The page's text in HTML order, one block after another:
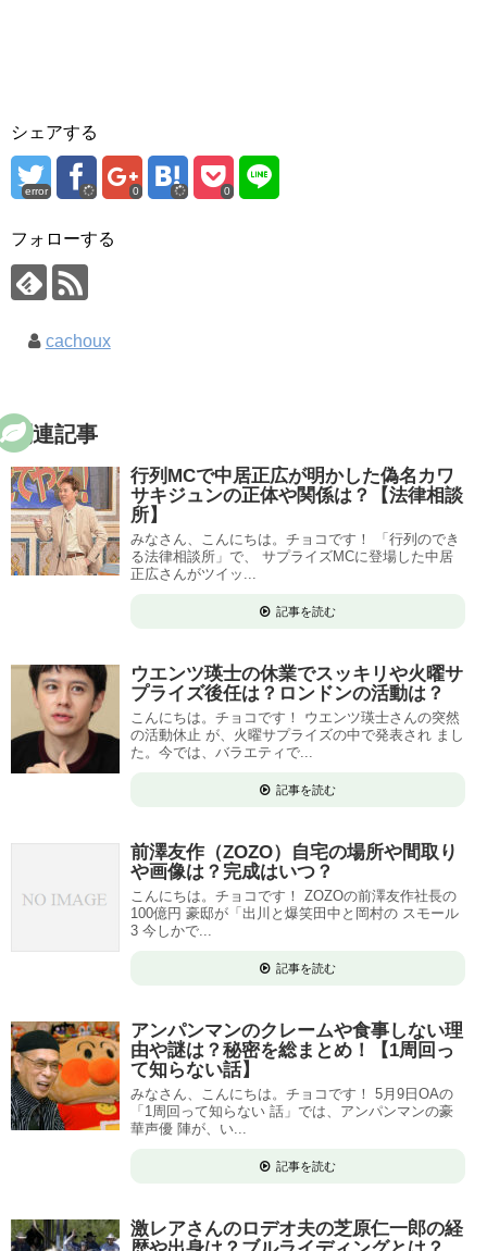
シェアする
error 0 0
フォローする
cachoux
関連記事
行列MCで中居正広が明かした偽名カワ
サキジュンの正体や関係は？【法律相談
所】
みなさん、こんにちは。チョコです！ 「行列のでき
る法律相談所」で、 サプライズMCに登場した中居
正広さんがツイッ...
記事を読む
ウエンツ瑛士の休業でスッキリや火曜サ
プライズ後任は？ロンドンの活動は？
こんにちは。チョコです！ ウエンツ瑛士さんの突然
の活動休止 が、火曜サプライズの中で発表され まし
た。今では、バラエティで...
記事を読む
前澤友作（ZOZO）自宅の場所や間取り
や画像は？完成はいつ？
こんにちは。チョコです！ ZOZOの前澤友作社長の
100億円 豪邸が「出川と爆笑田中と岡村の スモール
3 今しかで...
記事を読む
アンパンマンのクレームや食事しない理
由や謎は？秘密を総まとめ！【1周回っ
て知らない話】
みなさん、こんにちは。チョコです！ 5月9日OAの
「1周回って知らない 話」では、アンパンマンの豪
華声優 陣が、い...
記事を読む
激レアさんのロデオ夫の芝原仁一郎の経